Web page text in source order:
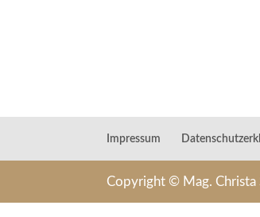
Impressum
Copyright © Mag. Christa